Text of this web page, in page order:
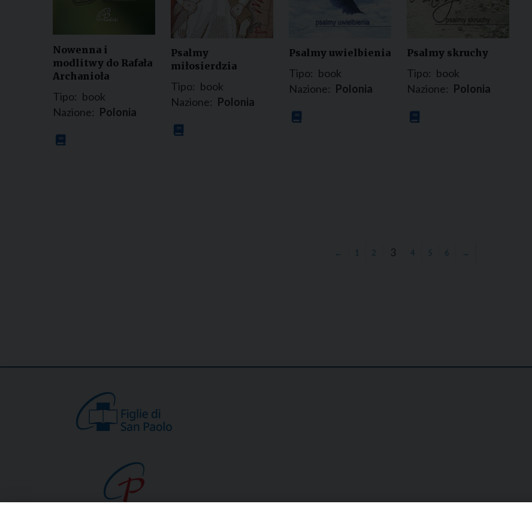
Nowenna i
modlitwy do Rafała
Archanioła
Tipo: book
Nazione: Polonia
Psalmy
miłosierdzia
Tipo: book
Nazione: Polonia
Psalmy uwielbienia
Tipo: book
Nazione: Polonia
Psalmy skruchy
Tipo: book
Nazione: Polonia
← 1 2 3 4 5 6 →